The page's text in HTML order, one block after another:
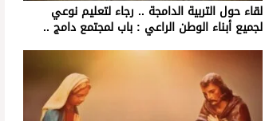
لقاء حول التربية الدامجة .. رجاء لتعليم نوعي
لجميع أبناء الوطن الراعي : باب لمجتمع دامج ..